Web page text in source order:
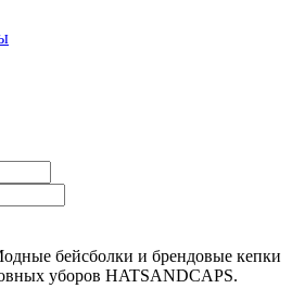
бейсболки и брендовые кепки
уборов HATSANDCAPS.